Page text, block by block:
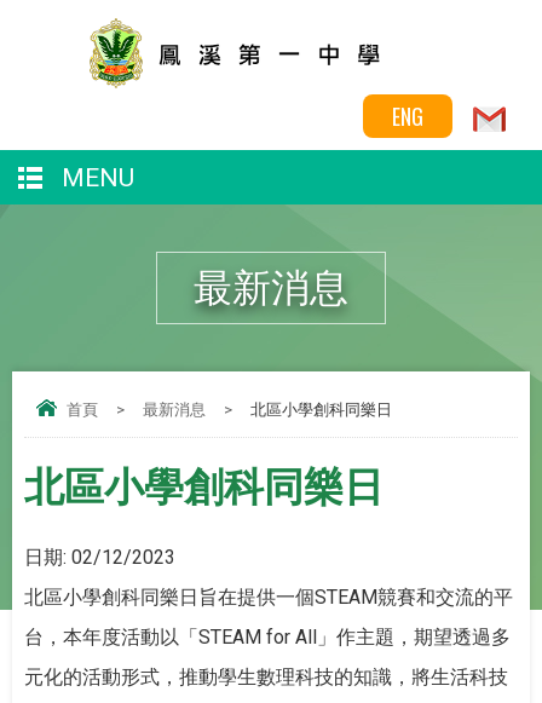
ENG
MENU
最新消息
首頁 > 最新消息 > 北區小學創科同樂日
北區小學創科同樂日
日期: 02/12/2023
北區小學創科同樂日旨在提供一個STEAM競賽和交流的平
台，本年度活動以「STEAM for All」作主題，期望透過多
元化的活動形式，推動學生數理科技的知識，將生活科技